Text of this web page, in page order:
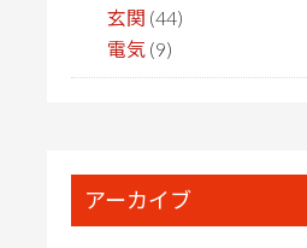
玄関 (44)
電気 (9)
アーカイブ